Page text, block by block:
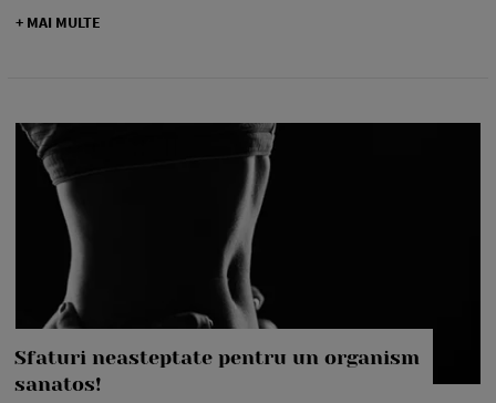
+ MAI MULTE
Sfaturi neasteptate pentru un organism
sanatos!